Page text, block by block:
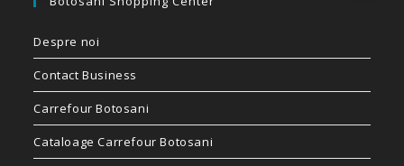
Despre noi
Contact Business
Carrefour Botosani
Cataloage Carrefour Botosani